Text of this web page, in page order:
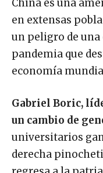
en extensas
un peligro de una
pandemia que
economía
Gabriel Boric,
un cambio de
universitarios
derecha
regresa a la